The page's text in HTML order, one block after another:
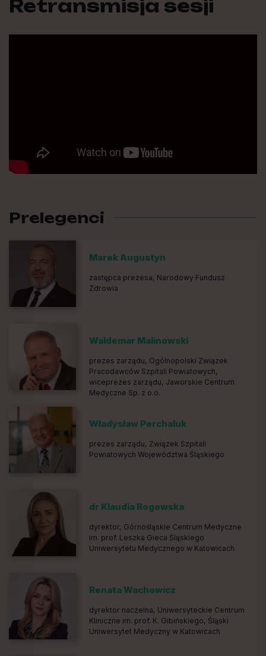
Retransmisja sesji
Prelegenci
Marek Augustyn
zastępca prezesa, Narodowy Fundusz
Zdrowia
Waldemar Malinowski
prezes zarządu, Ogólnopolski Związek
Pracodawców Szpitali Powiatowych,
wiceprezes zarządu, Jaworskie Centrum
Medyczne Sp. z o.o.
Władysław Perchaluk
prezes zarządu, Związek Szpitali
Powiatowych Województwa Śląskiego
dr Klaudia Rogowska
dyrektor, Górnośląskie Centrum Medyczne
im. prof. Leszka Gieca Śląskiego
Uniwersytetu Medycznego w Katowicach
Renata Wachowicz
dyrektor naczelna, Uniwersyteckie Centrum
Kliniczne im. prof. K. Gibińskiego, Śląski
Uniwersytet Medyczny w Katowicach